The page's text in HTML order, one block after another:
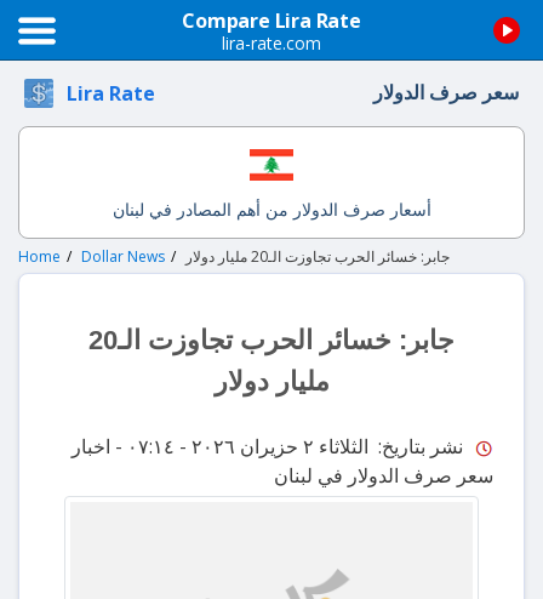
Compare Lira Rate
lira-rate.com
Lira Rate سعر صرف الدولار
أسعار صرف الدولار من أهم المصادر في لبنان
Home Dollar News جابر: خسائر الحرب تجاوزت الـ20 مليار دولار
جابر: خسائر الحرب تجاوزت الـ20
مليار دولار
نشر بتاريخ: الثلاثاء ٢ حزيران ٢٠٢٦ - ٠٧:١٤
- اخبار
سعر صرف الدولار في لبنان